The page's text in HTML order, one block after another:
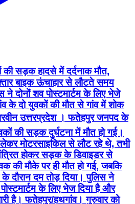
की सड़क हादसे में दर्दनाक मौत,
बाइक ऊंचाहार से लौटते समय
ने दोनों शव पोस्टमार्टम के लिए भेजे
के दो युवकों की मौत से गांव में शोक
उत्तरप्रदेश । फतेहपुर जनपद के
की सड़क दुर्घटना में मौत हो गई।
मोटरसाइकिल से लौट रहे थे, तभी
होकर सड़क के डिवाइडर से
की मौके पर ही मौत हो गई, जबकि
दौरान दम तोड़ दिया। पुलिस ने
के लिए भेज दिया है और
है। फतेहपुर/हथगांव। गुरुवार को